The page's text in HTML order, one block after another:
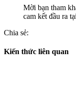
Mời bạn tham
cam kết đầu ra tại
Chia sẻ:
Kiến thức liên quan